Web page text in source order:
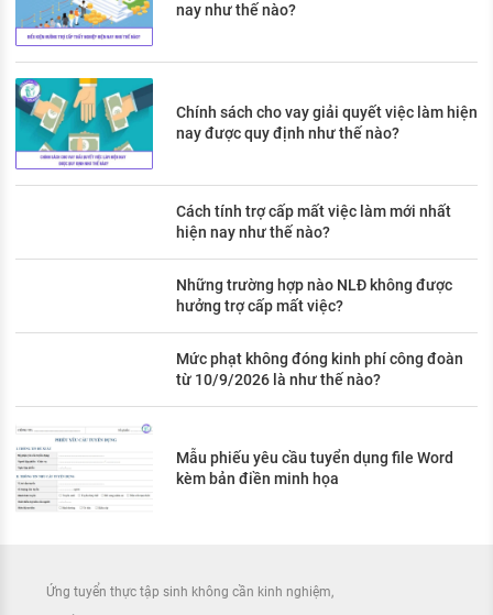
nay như thế nào?
Chính sách cho vay giải quyết việc làm hiện
nay được quy định như thế nào?
Cách tính trợ cấp mất việc làm mới nhất
hiện nay như thế nào?
Những trường hợp nào NLĐ không được
hưởng trợ cấp mất việc?
Mức phạt không đóng kinh phí công đoàn
từ 10/9/2026 là như thế nào?
Mẫu phiếu yêu cầu tuyển dụng file Word
kèm bản điền minh họa
Ứng tuyển thực tập sinh không cần kinh nghiệm